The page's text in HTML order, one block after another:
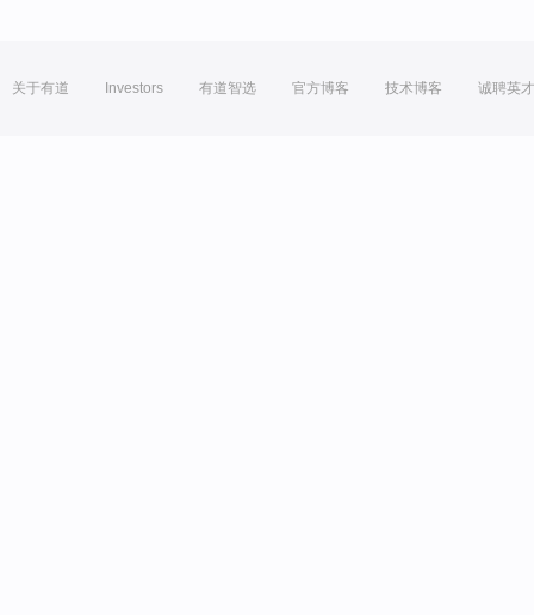
关于有道 Investors 有道智选 官方博客 技术博客 诚聘英才